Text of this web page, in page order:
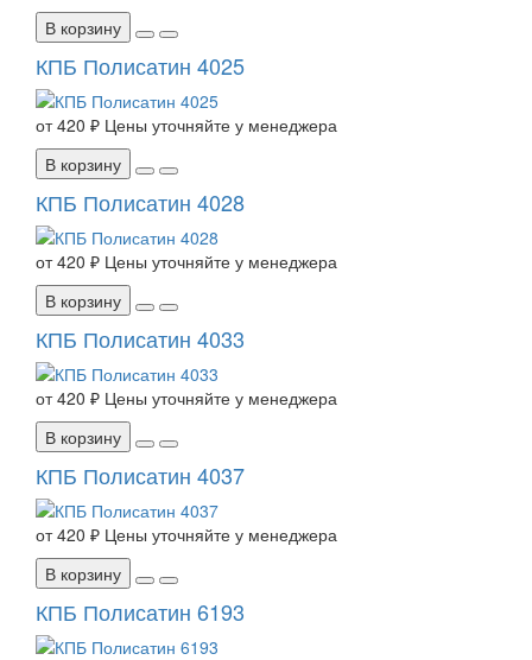
В корзину
КПБ Полисатин 4025
от 420 ₽ Цены уточняйте у менеджера
В корзину
КПБ Полисатин 4028
от 420 ₽ Цены уточняйте у менеджера
В корзину
КПБ Полисатин 4033
от 420 ₽ Цены уточняйте у менеджера
В корзину
КПБ Полисатин 4037
от 420 ₽ Цены уточняйте у менеджера
В корзину
КПБ Полисатин 6193